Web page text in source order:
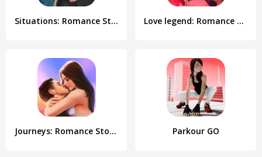
Situations: Romance Story Love legend: Romance games 18+
Journeys: Romance Stories Parkour GO